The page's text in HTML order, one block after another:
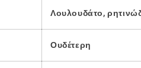
Λουλουδάτο,
Ουδέτερη